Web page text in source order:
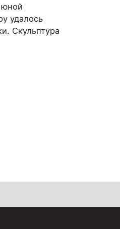
юной
удалось
Скульптура